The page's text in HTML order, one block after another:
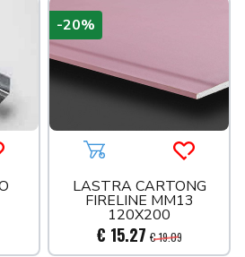
più tardiAggiungi al carrello
LASTRA CARTONG
FIRELINE MM13
120X200
€ 15.27 € 19.09
-20%